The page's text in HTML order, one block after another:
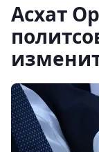
Асхат